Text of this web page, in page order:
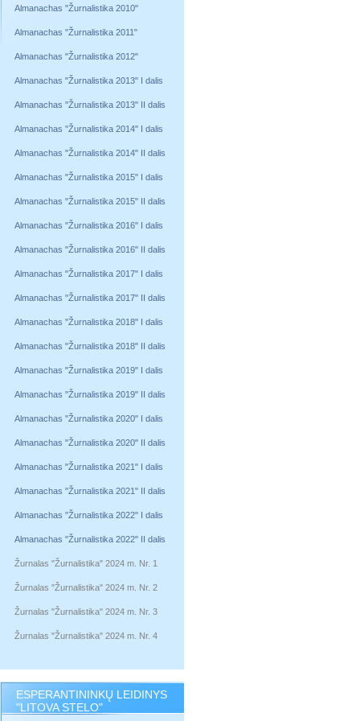
Almanachas "Žurnalistika 2010"
Almanachas "Žurnalistika 2011"
Almanachas "Žurnalistika 2012"
Almanachas "Žurnalistika 2013" I dalis
Almanachas "Žurnalistika 2013" II dalis
Almanachas "Žurnalistika 2014" I dalis
Almanachas "Žurnalistika 2014" II dalis
Almanachas "Žurnalistika 2015" I dalis
Almanachas "Žurnalistika 2015" II dalis
Almanachas "Žurnalistika 2016" I dalis
Almanachas "Žurnalistika 2016" II dalis
Almanachas "Žurnalistika 2017" I dalis
Almanachas "Žurnalistika 2017" II dalis
Almanachas "Žurnalistika 2018" I dalis
Almanachas "Žurnalistika 2018" II dalis
Almanachas "Žurnalistika 2019" I dalis
Almanachas "Žurnalistika 2019" II dalis
Almanachas "Žurnalistika 2020" I dalis
Almanachas "Žurnalistika 2020" II dalis
Almanachas "Žurnalistika 2021" I dalis
Almanachas "Žurnalistika 2021" II dalis
Almanachas "Žurnalistika 2022" I dalis
Almanachas "Žurnalistika 2022" II dalis
Žurnalas "Žurnalistika" 2024 m. Nr. 1
Žurnalas "Žurnalistika" 2024 m. Nr. 2
Žurnalas "Žurnalistika" 2024 m. Nr. 3
Žurnalas "Žurnalistika" 2024 m. Nr. 4
ESPERANTININKŲ LEIDINYS
"LITOVA STELO"